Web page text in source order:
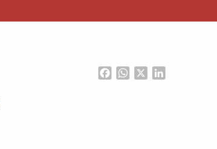
FacebookWhatsApp